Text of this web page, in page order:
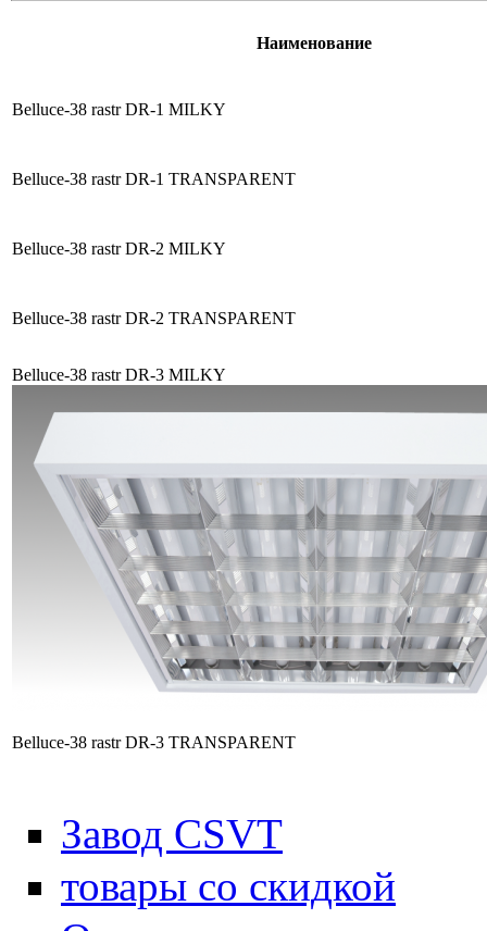
Наименование
Belluce-38 rastr DR-1 MILKY
Belluce-38 rastr DR-1 TRANSPARENT
Belluce-38 rastr DR-2 MILKY
Belluce-38 rastr DR-2 TRANSPARENT
Belluce-38 rastr DR-3 MILKY
Belluce-38 rastr DR-3 TRANSPARENT
Завод CSVT
товары со скидкой